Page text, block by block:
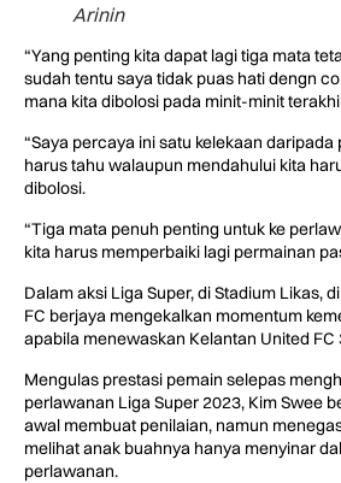
Arinin
“Yang penting kita dapat lagi tiga mata
sudah tentu saya tidak puas hati dengn
mana kita dibolosi pada minit-minit
“Saya percaya ini satu kelekaan daripada
harus tahu walaupun mendahului kita
dibolosi.
“Tiga mata penuh penting untuk ke
kita harus memperbaiki lagi permainan
Dalam aksi Liga Super, di Stadium Likas,
FC berjaya mengekalkan momentum
apabila menewaskan Kelantan United FC
Mengulas prestasi pemain selepas
perlawanan Liga Super 2023, Kim Swee
awal membuat penilaian, namun
melihat anak buahnya hanya menyinar
perlawanan.